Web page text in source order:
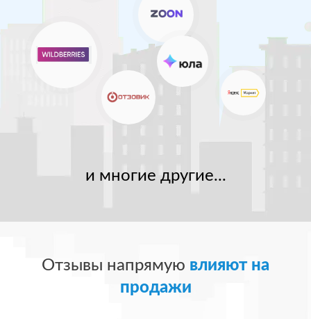
и многие другие...
Отзывы напрямую влияют на
продажи